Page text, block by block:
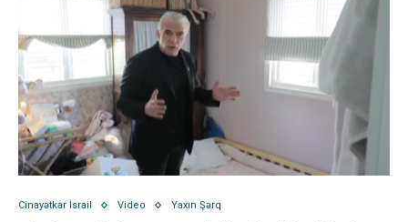
Cinayətkar İsrail Video Yaxın Şərq